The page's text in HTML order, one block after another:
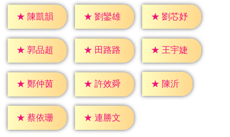
★ 陳凱韻 ★ 劉鑾雄 ★ 劉芯妤
★ 郭品超 ★ 田路路 ★ 王宇婕
★ 鄭仲茵 ★ 許效舜 ★ 陳沂
★ 蔡依珊 ★ 連勝文